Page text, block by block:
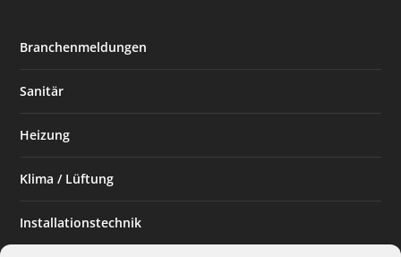
Branchenmeldungen
Sanitär
Heizung
Klima / Lüftung
Installationstechnik